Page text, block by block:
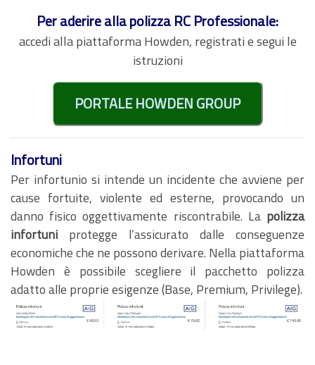
Per aderire alla polizza RC Professionale:
accedi alla piattaforma Howden, registrati e segui le
istruzioni
PORTALE HOWDEN GROUP
Infortuni
Per infortunio si intende un incidente che avviene per
cause fortuite, violente ed esterne, provocando un
danno fisico oggettivamente riscontrabile. Lapolizza
infortuni protegge l’assicurato dalle conseguenze
economiche che ne possono derivare. Nella piattaforma
Howden è possibile scegliere il pacchetto polizza
adatto alle proprie esigenze (Base, Premium, Privilege).